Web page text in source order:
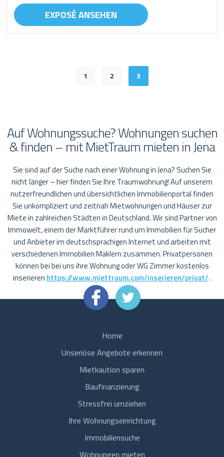
EXPOSÉ ANSEHEN
1 2 3
Auf Wohnungssuche? Wohnungen suchen
& finden – mit MietTraum mieten in Jena
Sie sind auf der Suche nach einer Wohnung in Jena? Suchen Sie
nicht länger – hier finden Sie Ihre Traumwohnung! Auf unserem
nutzerfreundlichen und übersichtlichen Immobilienportal finden
Sie unkompliziert und zeitnah Mietwohnungen und Häuser zur
Miete in zahlreichen Städten in Deutschland. Wir sind Partner von
Immowelt, einem der Marktführer rund um Immobilien für Sucher
und Anbieter im deutschsprachigen Internet und arbeiten mit
verschiedenen Immobilien Maklern zusammen. Privatpersonen
können bei bei uns ihre Wohnung oder WG Zimmer kostenlos
inserieren https://www.miettraum.com/inserieren/privat/.
Home
Unseriöse Angebote erkennen
Mietkaution sparen
Baufinanzierung
Stressfrei umziehen
Ihre Wohnungseinrichtung
Immobiliensuche
Wohnungen mieten